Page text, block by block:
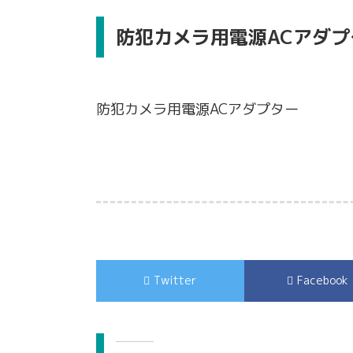
防犯カメラ用電源ACアダ
防犯カメラ用電源ACアダプター
Twitter Facebook